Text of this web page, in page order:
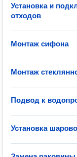
Установка и
отходов
Монтаж сифона
Монтаж
Подвод к
Установка